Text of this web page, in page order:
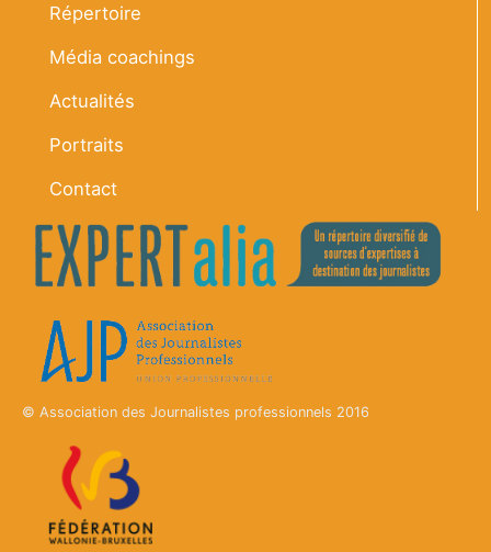
Répertoire
Média coachings
Actualités
Portraits
Contact
© Association des Journalistes professionnels 2016